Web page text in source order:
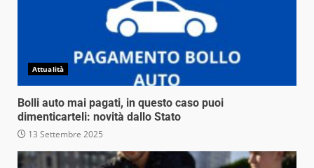
Attualità
Bolli auto mai pagati, in questo caso puoi
dimenticarteli: novità dallo Stato
13 Settembre 2025